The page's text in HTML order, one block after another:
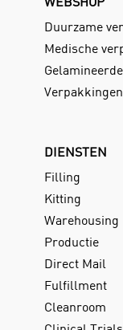
Duurzame
Medische
DIENSTEN
Filling
Kitting
Warehousing
Productie
Direct Mail
Fulfillment
Cleanroom